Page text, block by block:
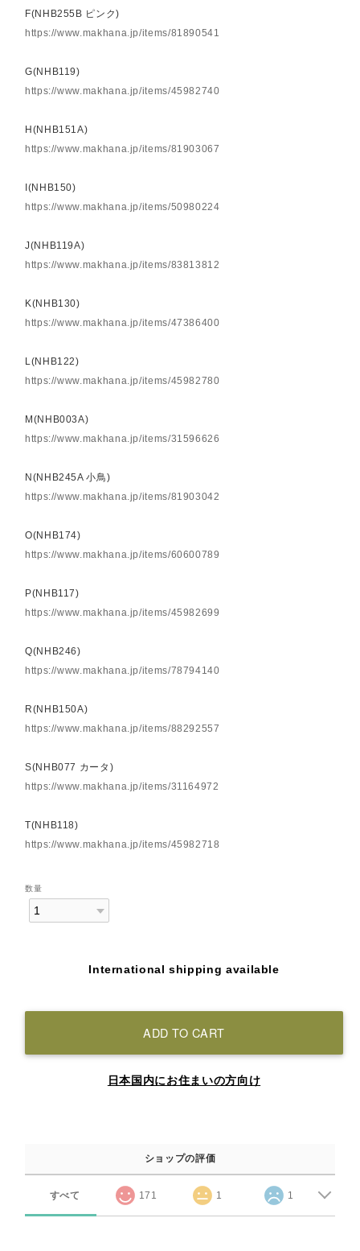
F(NHB255B ピンク)
https://www.makhana.jp/items/81890541
G(NHB119)
https://www.makhana.jp/items/45982740
H(NHB151A)
https://www.makhana.jp/items/81903067
I(NHB150)
https://www.makhana.jp/items/50980224
J(NHB119A)
https://www.makhana.jp/items/83813812
K(NHB130)
https://www.makhana.jp/items/47386400
L(NHB122)
https://www.makhana.jp/items/45982780
M(NHB003A)
https://www.makhana.jp/items/31596626
N(NHB245A 小鳥)
https://www.makhana.jp/items/81903042
O(NHB174)
https://www.makhana.jp/items/60600789
P(NHB117)
https://www.makhana.jp/items/45982699
Q(NHB246)
https://www.makhana.jp/items/78794140
R(NHB150A)
https://www.makhana.jp/items/88292557
S(NHB077 カータ)
https://www.makhana.jp/items/31164972
T(NHB118)
https://www.makhana.jp/items/45982718
数量
International shipping available
ADD TO CART
日本国内にお住まいの方向け
ショップの評価
すべて 171 1 1